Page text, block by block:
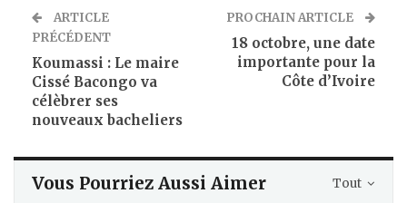
ARTICLE
PRÉCÉDENT
Koumassi : Le maire
Cissé Bacongo va
célèbrer ses
nouveaux bacheliers
PROCHAIN ARTICLE
18 octobre, une date
importante pour la
Côte d’Ivoire
Tout
Vous Pourriez Aussi Aimer